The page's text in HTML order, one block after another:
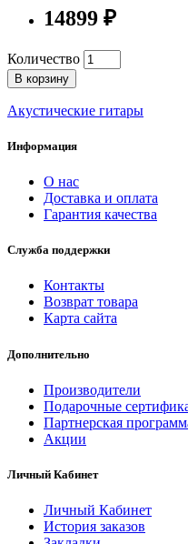
14899 ₽
Количество
В корзину
Акустические гитары
Информация
О нас
Доставка и оплата
Гарантия качества
Служба поддержки
Контакты
Возврат товара
Карта сайта
Дополнительно
Производители
Подарочные
Партнерская
Акции
Личный Кабинет
Личный Кабинет
История заказов